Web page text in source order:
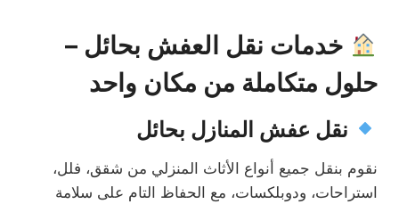
خدمات نقل العفش بحائل –
حلول متكاملة من مكان واحد
نقل عفش المنازل بحائل
نقوم بنقل جميع أنواع الأثاث المنزلي من شقق، فلل،
استراحات، ودوبلكسات، مع الحفاظ التام على سلامة